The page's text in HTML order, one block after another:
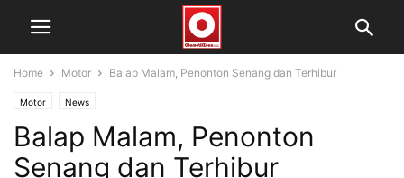
Home Motor Balap Malam, Penonton Senang dan Terhibur
Motor News
Balap Malam, Penonton
Senang dan Terhibur